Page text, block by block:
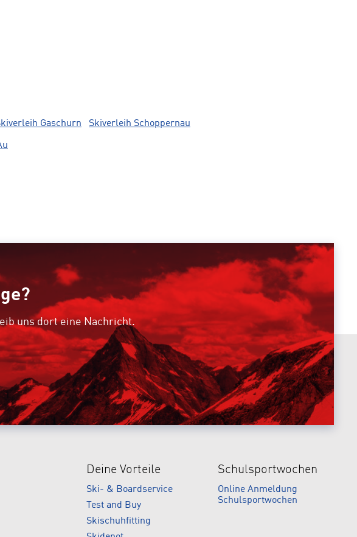
Gaschurn Skiverleih Schoppernau
uns dort eine Nachricht.
Deine Vorteile
Ski- & Boardservice
Test and Buy
Skischuhfitting
Schulsportwochen
Online Anmeldung
Schulsportwochen